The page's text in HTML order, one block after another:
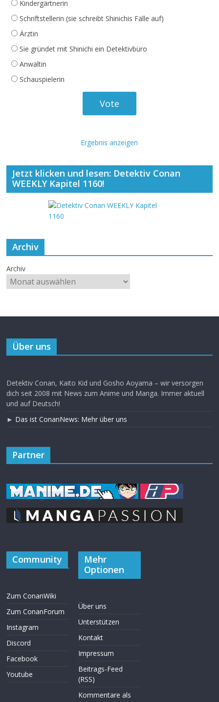
Kindergärtnerin
Schriftstellerin (sie schreibt Shinichis Fälle auf)
Ärztin
Sie gründet mit Shinichi ein Detektivbüro
Anwältin
Schauspielerin
Ergebnis anzeigen
Jetzt klicken und lesen: Detektiv Conan
WEEKLY Kapitel 1160!
Archiv
Archiv
Über uns
Detektiv Conan, Kaito Kid und Gosho Aoyama – wir versorgen
dich seit 2008 mit News zum Anime und Manga. Immer aktuell
und auf Deutsch!
► Das ist ConanNews: Mehr über uns
Partner
Community
Zum ConanWiki
Zum ConanForum
Instagram
Discord
Facebook
Youtube
Mehr
Optionen
Über uns
Unterstützen
Kontakt
Impressum
Beitrags-Feed
(RSS)
Kommentare als